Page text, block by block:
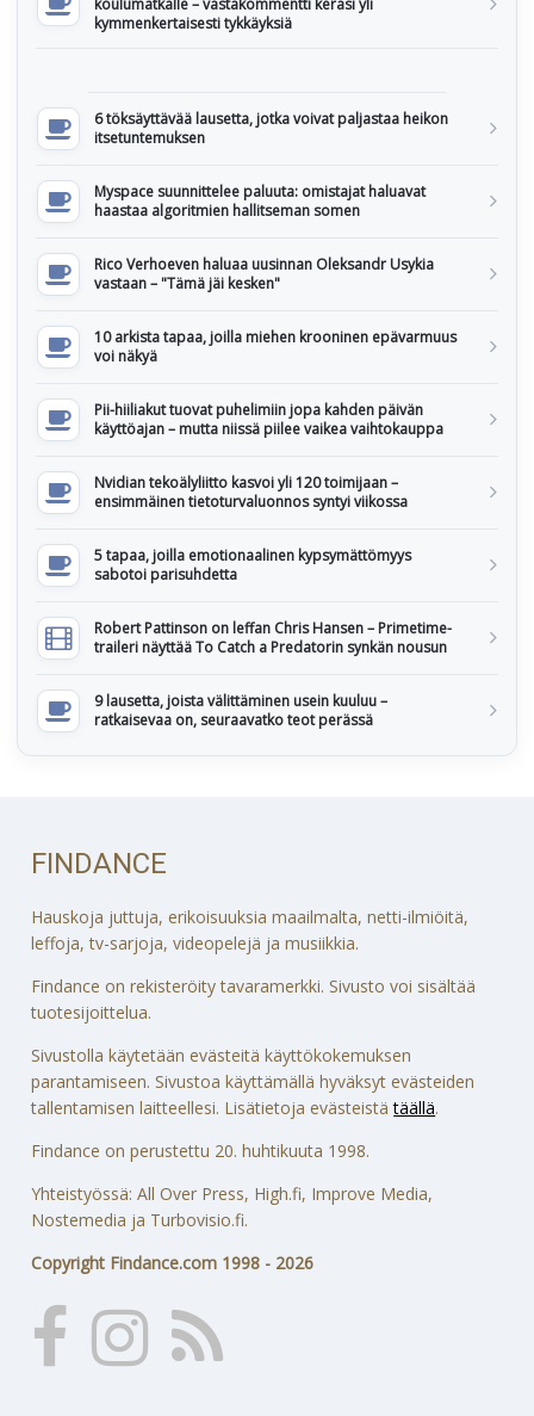
koulumatkalle – vastakommentti keräsi yli
kymmenkertaisesti tykkäyksiä
6 töksäyttävää lausetta, jotka voivat paljastaa heikon
itsetuntemuksen
Myspace suunnittelee paluuta: omistajat haluavat
haastaa algoritmien hallitseman somen
Rico Verhoeven haluaa uusinnan Oleksandr Usykia
vastaan – "Tämä jäi kesken"
10 arkista tapaa, joilla miehen krooninen epävarmuus
voi näkyä
Pii-hiiliakut tuovat puhelimiin jopa kahden päivän
käyttöajan – mutta niissä piilee vaikea vaihtokauppa
Nvidian tekoälyliitto kasvoi yli 120 toimijaan –
ensimmäinen tietoturvaluonnos syntyi viikossa
5 tapaa, joilla emotionaalinen kypsymättömyys
sabotoi parisuhdetta
Robert Pattinson on leffan Chris Hansen – Primetime-
traileri näyttää To Catch a Predatorin synkän nousun
9 lausetta, joista välittäminen usein kuuluu –
ratkaisevaa on, seuraavatko teot perässä
FINDANCE
Hauskoja juttuja, erikoisuuksia maailmalta, netti-ilmiöitä,
leffoja, tv-sarjoja, videopelejä ja musiikkia.
Findance on rekisteröity tavaramerkki. Sivusto voi sisältää
tuotesijoittelua.
Sivustolla käytetään evästeitä käyttökokemuksen
parantamiseen. Sivustoa käyttämällä hyväksyt evästeiden
tallentamisen laitteellesi. Lisätietoja evästeistätäällä.
Findance on perustettu 20. huhtikuuta 1998.
Yhteistyössä: All Over Press, High.fi, Improve Media,
Nostemedia ja Turbovisio.fi.
Copyright Findance.com 1998 - 2026